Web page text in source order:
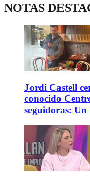
NOTAS
Jordi Castell
conocido
seguidoras: